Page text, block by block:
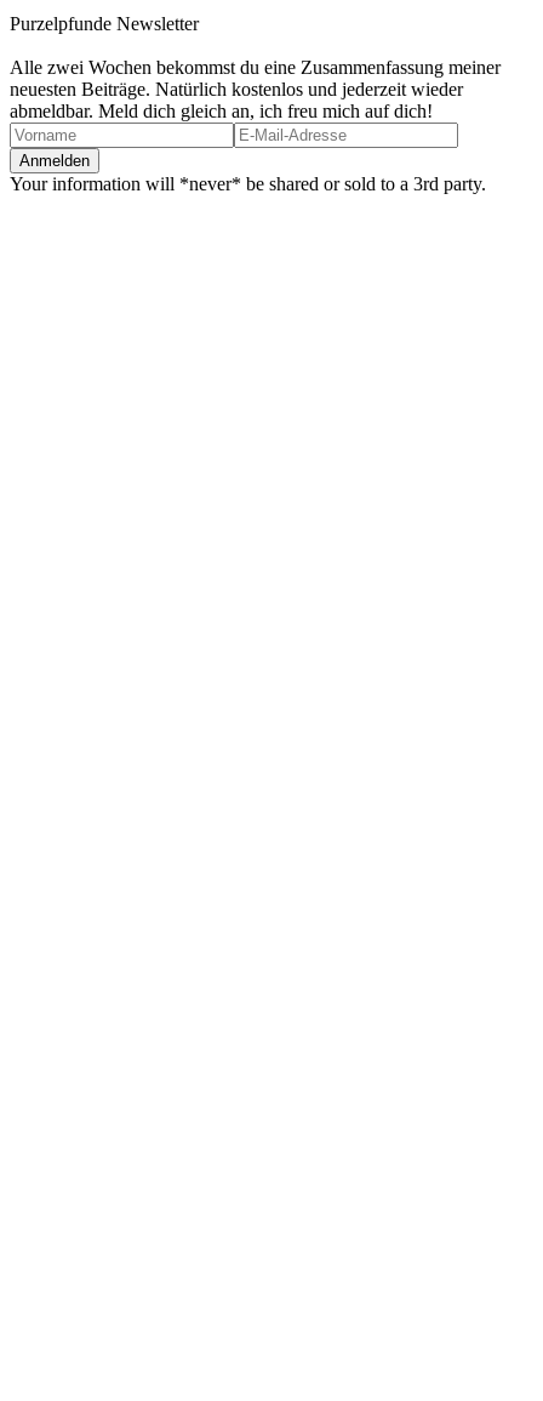
Purzelpfunde Newsletter
Alle zwei Wochen bekommst du eine Zusammenfassung meiner
neuesten Beiträge. Natürlich kostenlos und jederzeit wieder
abmeldbar. Meld dich gleich an, ich freu mich auf dich!
Your information will *never* be shared or sold to a 3rd party.